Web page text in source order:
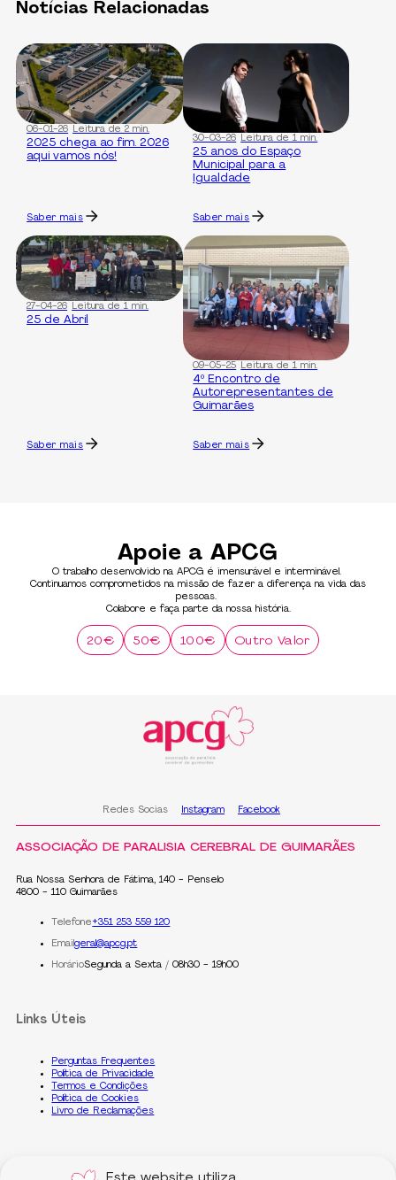
Notícias Relacionadas
06-01-26 Leitura de 2 min.
2025 chega ao fim. 2026
aqui vamos nós!
Saber mais
30-03-26 Leitura de 1 min.
25 anos do Espaço
Municipal para a
Igualdade
Saber mais
27-04-26 Leitura de 1 min.
25 de Abril
Saber mais
09-05-25 Leitura de 1 min.
4º Encontro de
Autorepresentantes de
Guimarães
Saber mais
Apoie a APCG
O trabalho desenvolvido na APCG é imensurável e interminável.
Continuamos comprometidos na missão de fazer a diferença na vida das
pessoas.
Colabore e faça parte da nossa história.
20€ 50€ 100€ Outro Valor
Redes Socias Instagram Facebook
ASSOCIAÇÃO DE PARALISIA CEREBRAL DE GUIMARÃES
Rua Nossa Senhora de Fátima, 140 - Penselo
4800 - 110 Guimarães
Telefone+351 253 559 120
Emailgeral@apcg.pt
HorárioSegunda a Sexta / 08h30 - 19h00
Links Úteis
Perguntas Frequentes
Política de Privacidade
Termos e Condições
Política de Cookies
Livro de Reclamações